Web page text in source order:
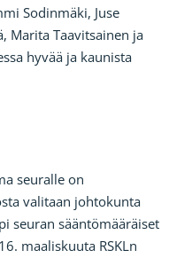
Sodinmäki, Juse
Marita Taavitsainen ja
hyvää ja kaunista
seuralle on
valitaan johtokunta
seuran sääntömääräiset
maaliskuuta RSKLn